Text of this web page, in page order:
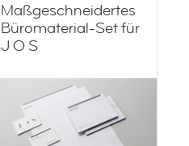
Maßgeschneidertes
Büromaterial-Set für
J O S